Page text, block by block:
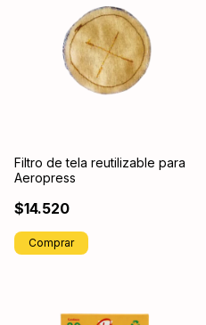
Filtro de tela reutilizable para
Aeropress
$14.520